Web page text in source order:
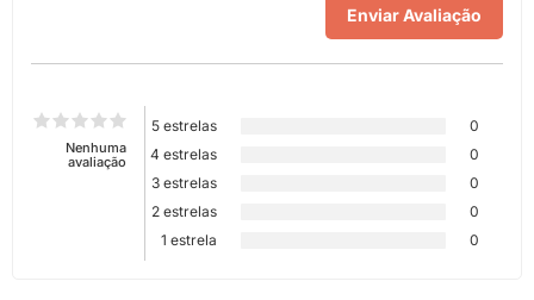
Nenhuma
avaliação
5 estrelas
0
4 estrelas
0
3 estrelas
0
2 estrelas
0
1 estrela
0